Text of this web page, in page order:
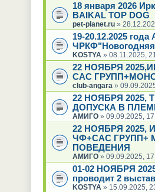
18 января 2026
BAIKAL TOP DOG
pet-planet.ru»
19-20.12.2025
KOSTYA » 08.11.2025,
22 НОЯБРЯ
САС
club-angara »
22 НОЯБРЯ
ДОПУСКА В
АМИГО» 09.09.2025,
22 НОЯБРЯ 2025,
ЧФ+САС ГРУПП+
ПОВЕДЕНИЯ
АМИГО» 09.09.2025,
01-02 НОЯБРЯ
проводит 2
KOSTYA » 15.09.2025,